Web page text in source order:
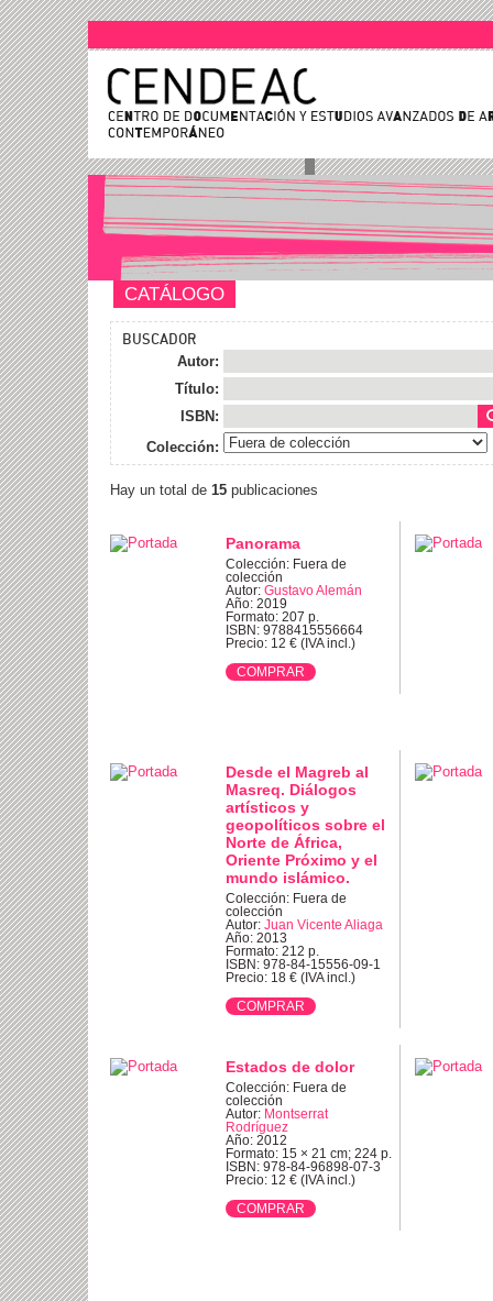
CATÁLOGO
BUSCADOR
Autor:
Título:
ISBN:
Colección:
Hay un total de 15 publicaciones
Panorama
Colección: Fuera de
colección
Autor: Gustavo Alemán
Año: 2019
Formato: 207 p.
ISBN: 9788415556664
Precio: 12 € (IVA incl.)
Desde el Magreb al
Masreq. Diálogos
artísticos y
geopolíticos sobre el
Norte de África,
Oriente Próximo y el
mundo islámico.
Colección: Fuera de
colección
Autor: Juan Vicente Aliaga
Año: 2013
Formato: 212 p.
ISBN: 978-84-15556-09-1
Precio: 18 € (IVA incl.)
Estados de dolor
Colección: Fuera de
colección
Autor: Montserrat
Rodríguez
Año: 2012
Formato: 15 × 21 cm; 224 p.
ISBN: 978-84-96898-07-3
Precio: 12 € (IVA incl.)